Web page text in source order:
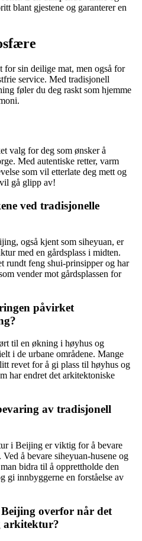
blant gjestene og garanterer en
sin deilige mat, men også for
service. Med tradisjonell
føler du deg raskt som hjemme
valg for deg som ønsker å
Med autentiske retter, varm
som vil etterlate deg mett og
gå glipp av!
ved tradisjonelle
også kjent som siheyuan, er
med en gårdsplass i midten.
rundt feng shui-prinsipper og har
vender mot gårdsplassen for
påvirket
til en økning i høyhus og
i de urbane områdene. Mange
revet for å gi plass til høyhus og
har endret det arkitektoniske
av tradisjonell
i Beijing er viktig for å bevare
å bevare siheyuan-husene og
bidra til å opprettholde den
gi innbyggerne en forståelse av
overfor når det
arkitektur?